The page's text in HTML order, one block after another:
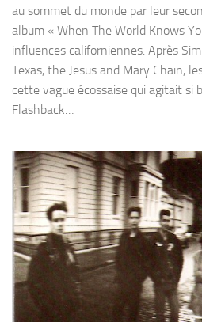
au sommet du monde par leur
album « When The World Knows
influences californiennes. Après
Texas, the Jesus and Mary Chain,
cette vague écossaise qui agitait si
Flashback…